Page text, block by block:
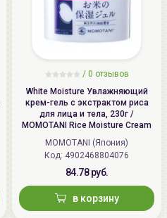
/ 0 отзывов
White Moisture Увлажняющий
крем-гель с экстрактом риса
для лица и тела, 230г /
MOMOTANI Rice Moisture Cream
MOMOTANI (Япония)
Код: 4902468804076
84.78 руб.
в корзину